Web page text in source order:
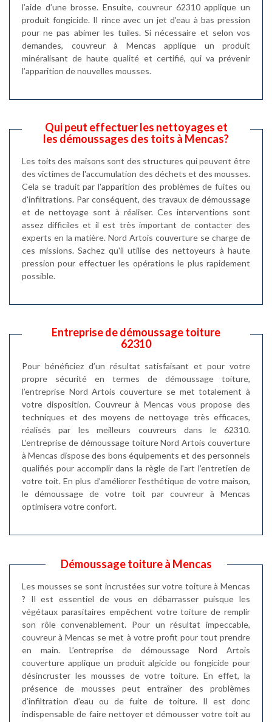
l’aide d’une brosse. Ensuite, couvreur 62310 applique un
produit fongicide. Il rince avec un jet d’eau à bas pression
pour ne pas abimer les tuiles. Si nécessaire et selon vos
demandes, couvreur à Mencas applique un produit
minéralisant de haute qualité et certifié, qui va prévenir
l’apparition de nouvelles mousses.
Qui peut effectuer les nettoyages et
les démoussages des toits à Mencas?
Les toits des maisons sont des structures qui peuvent être
des victimes de l'accumulation des déchets et des mousses.
Cela se traduit par l'apparition des problèmes de fuites ou
d'infiltrations. Par conséquent, des travaux de démoussage
et de nettoyage sont à réaliser. Ces interventions sont
assez difficiles et il est très important de contacter des
experts en la matière. Nord Artois couverture se charge de
ces missions. Sachez qu'il utilise des nettoyeurs à haute
pression pour effectuer les opérations le plus rapidement
possible.
Entreprise de démoussage toiture
62310
Pour bénéficiez d’un résultat satisfaisant et pour votre
propre sécurité en termes de démoussage toiture,
l’entreprise Nord Artois couverture se met totalement à
votre disposition. Couvreur à Mencas vous propose des
techniques et des moyens de nettoyage très efficaces,
réalisés par les meilleurs couvreurs dans le 62310.
L’entreprise de démoussage toiture Nord Artois couverture
à Mencas dispose des bons équipements et des personnels
qualifiés pour accomplir dans la règle de l’art l’entretien de
votre toit. En plus d’améliorer l’esthétique de votre maison,
le démoussage de votre toit par couvreur à Mencas
optimisera votre confort.
Démoussage toiture à Mencas
Les mousses se sont incrustées sur votre toiture à Mencas
? Il est essentiel de vous en débarrasser puisque les
végétaux parasitaires empêchent votre toiture de remplir
son rôle convenablement. Pour un résultat impeccable,
couvreur à Mencas se met à votre profit pour tout prendre
en main. L’entreprise de démoussage Nord Artois
couverture applique un produit algicide ou fongicide pour
désincruster les mousses de votre toiture. En effet, la
présence de mousses peut entraîner des problèmes
d’infiltration d’eau ou de fuite de toiture. Il est donc
indispensable de faire nettoyer et démousser votre toit au